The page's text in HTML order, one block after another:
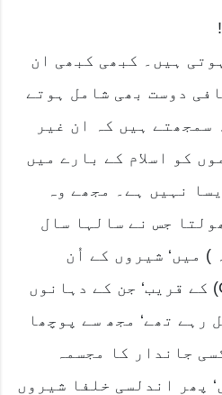
ہیں۔ کبھی کبھی ان
دوست بھی شامل ہوتے
سمجھتے ہیں کہ ان غیر
کو اسلام کے بارے میں
نہیں ہے۔ مجھے وہ
جس نے سالہا سال
) میں‘ شیروں کے اُن
مجسموں (Court of Lions) کے قریب‘ جن کے دہانوں
رہے تھے‘ مجھ سے پوچھا
جاندار کا مجسمہ
پھر اندلسی خلفا شیروں